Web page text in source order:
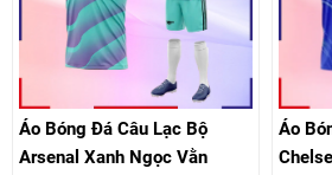
Áo Bóng Đá Câu Lạc Bộ
Arsenal Xanh Ngọc Vằn
Áo